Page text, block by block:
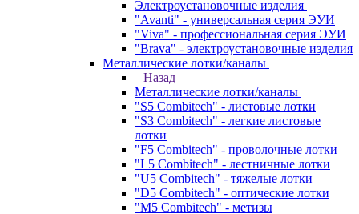
Электроустановочные изделия
"Avanti" - универсальная серия ЭУИ
"Viva" - профессиональная серия ЭУИ
"Brava" - электроустановочные изделия
Металлические лотки/каналы
Назад
Металлические лотки/каналы
"S5 Combitech" - листовые лотки
"S3 Combitech" - легкие листовые
лотки
"F5 Combitech" - проволочные лотки
"L5 Combitech" - лестничные лотки
"U5 Combitech" - тяжелые лотки
"D5 Combitech" - оптические лотки
"M5 Combitech" - метизы